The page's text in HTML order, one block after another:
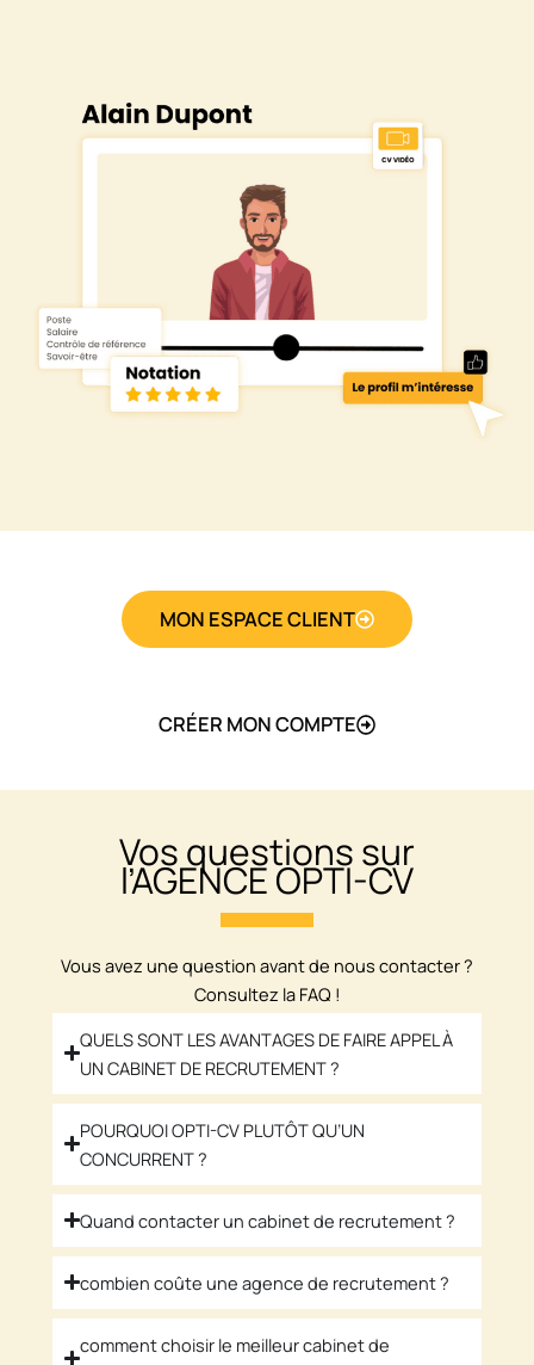
MON ESPACE CLIENT
CRÉER MON COMPTE
Vos questions sur
l’AGENCE OPTI-CV
Vous avez une question avant de nous contacter ?
Consultez la FAQ !
QUELS SONT LES AVANTAGES DE FAIRE APPEL À
UN CABINET DE RECRUTEMENT ?
POURQUOI OPTI-CV PLUTÔT QU’UN
CONCURRENT ?
Quand contacter un cabinet de recrutement ?
combien coûte une agence de recrutement ?
comment choisir le meilleur cabinet de